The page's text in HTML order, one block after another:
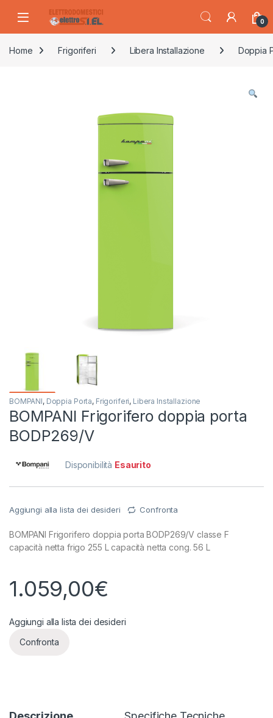
0
Home Frigoriferi Libera Installazione Doppia
BOMPANI, Doppia Porta, Frigoriferi, Libera Installazione
BOMPANI Frigorifero doppia porta
BODP269/V
Disponibilità Esaurito
Aggiungi alla lista dei desideri Confronta
BOMPANI Frigorifero doppia porta BODP269/V classe F
capacità netta frigo 255 L capacità netta cong. 56 L
1.059,00€
Aggiungi alla lista dei desideri
Confronta